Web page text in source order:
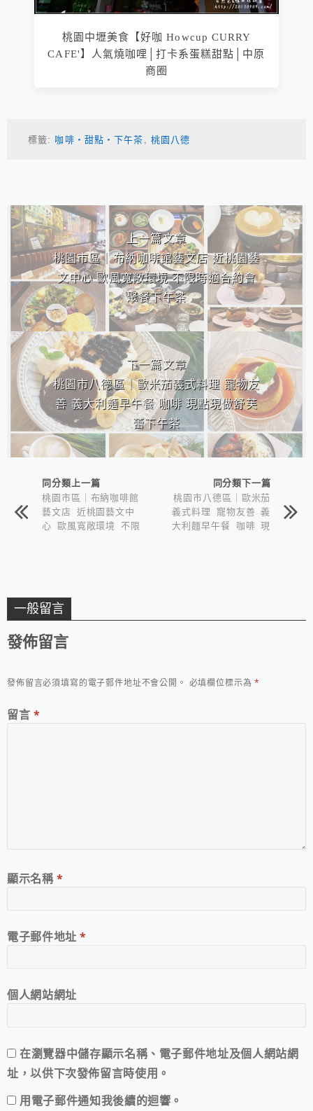
桃園中壢美食【好咖 Howcup CURRY
CAFE'】人氣燒咖哩│打卡系蛋糕甜點│中原
商圈
標籤: 咖啡‧甜點‧下午茶 桃園八德
相連文章
上一篇文章
桃園市區｜布納咖啡館藝文店 近桃園藝
文中心 歐風寬敞環境 不限時適合約會
聚餐下午茶
下一篇文章
桃園市八德區｜歐米茄義式料理 寵物友
善 義大利麵早午餐 咖啡 現點現做舒芙
蕾下午茶
同分類上一篇
桃園市區｜布納咖啡館
藝文店 近桃園藝文中
心 歐風寬敞環境 不限
同分類下一篇
桃園市八德區｜歐米茄
義式料理 寵物友善 義
大利麵早午餐 咖啡 現
一般留言
發佈留言
發佈留言必須填寫的電子郵件地址不會公開。 必填欄位標示為*
留言 *
顯示名稱*
電子郵件地址*
個人網站網址
在瀏覽器中儲存顯示名稱、電子郵件地址及個人網站網
址，以供下次發佈留言時使用。
用電子郵件通知我後續的迴響。